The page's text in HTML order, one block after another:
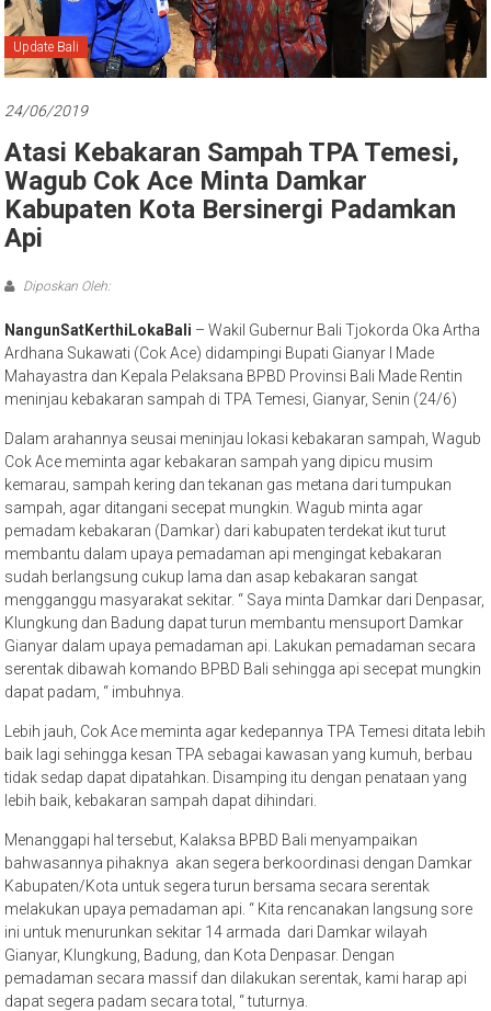
Bali
Update Bali
24/06/2019
Atasi Kebakaran Sampah TPA Temesi,
Wagub Cok Ace Minta Damkar
Kabupaten Kota Bersinergi Padamkan
Api
Diposkan Oleh:
NangunSatKerthiLokaBali – Wakil Gubernur Bali Tjokorda Oka Artha
Ardhana Sukawati (Cok Ace) didampingi Bupati Gianyar I Made
Mahayastra dan Kepala Pelaksana BPBD Provinsi Bali Made Rentin
meninjau kebakaran sampah di TPA Temesi, Gianyar, Senin (24/6)
Dalam arahannya seusai meninjau lokasi kebakaran sampah, Wagub
Cok Ace meminta agar kebakaran sampah yang dipicu musim
kemarau, sampah kering dan tekanan gas metana dari tumpukan
sampah, agar ditangani secepat mungkin. Wagub minta agar
pemadam kebakaran (Damkar) dari kabupaten terdekat ikut turut
membantu dalam upaya pemadaman api mengingat kebakaran
sudah berlangsung cukup lama dan asap kebakaran sangat
mengganggu masyarakat sekitar. “ Saya minta Damkar dari Denpasar,
Klungkung dan Badung dapat turun membantu mensuport Damkar
Gianyar dalam upaya pemadaman api. Lakukan pemadaman secara
serentak dibawah komando BPBD Bali sehingga api secepat mungkin
dapat padam, “ imbuhnya.
Lebih jauh, Cok Ace meminta agar kedepannya TPA Temesi ditata lebih
baik lagi sehingga kesan TPA sebagai kawasan yang kumuh, berbau
tidak sedap dapat dipatahkan. Disamping itu dengan penataan yang
lebih baik, kebakaran sampah dapat dihindari.
Menanggapi hal tersebut, Kalaksa BPBD Bali menyampaikan
bahwasannya pihaknya akan segera berkoordinasi dengan Damkar
Kabupaten/Kota untuk segera turun bersama secara serentak
melakukan upaya pemadaman api. “ Kita rencanakan langsung sore
ini untuk menurunkan sekitar 14 armada dari Damkar wilayah
Gianyar, Klungkung, Badung, dan Kota Denpasar. Dengan
pemadaman secara massif dan dilakukan serentak, kami harap api
dapat segera padam secara total, “ tuturnya.